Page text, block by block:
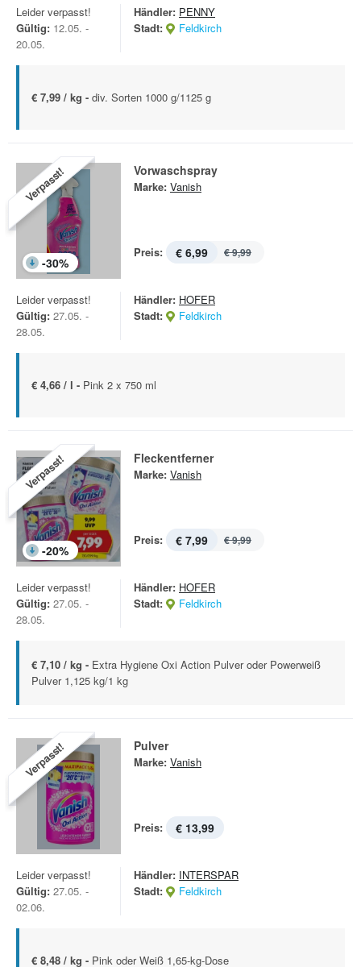
Leider verpasst!
Gültig: 12.05. -
20.05.
Händler: PENNY
Stadt:
Feldkirch
€ 7,99 / kg - div. Sorten 1000 g/1125 g
Verpasst!
-30%
Vorwaschspray
Marke: Vanish
Preis: € 6,99 € 9,99
Leider verpasst!
Gültig: 27.05. -
28.05.
Händler: HOFER
Stadt:
Feldkirch
€ 4,66 / l - Pink 2 x 750 ml
Verpasst!
-20%
Fleckentferner
Marke: Vanish
Preis: € 7,99 € 9,99
Leider verpasst!
Gültig: 27.05. -
28.05.
Händler: HOFER
Stadt:
Feldkirch
€ 7,10 / kg - Extra Hygiene Oxi Action Pulver oder Powerweiß
Pulver 1,125 kg/1 kg
Verpasst! Pulver
Marke: Vanish
Preis: € 13,99
Leider verpasst!
Gültig: 27.05. -
02.06.
Händler: INTERSPAR
Stadt:
Feldkirch
€ 8,48 / kg - Pink oder Weiß 1,65-kg-Dose